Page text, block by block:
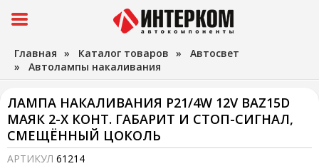
Главная » Каталог товаров » Автосвет
» Автолампы накаливания
ЛАМПА НАКАЛИВАНИЯ P21/4W 12V BAZ15D
МАЯК 2-Х КОНТ. ГАБАРИТ И СТОП-СИГНАЛ,
СМЕЩЁННЫЙ ЦОКОЛЬ
АРТИКУЛ 61214